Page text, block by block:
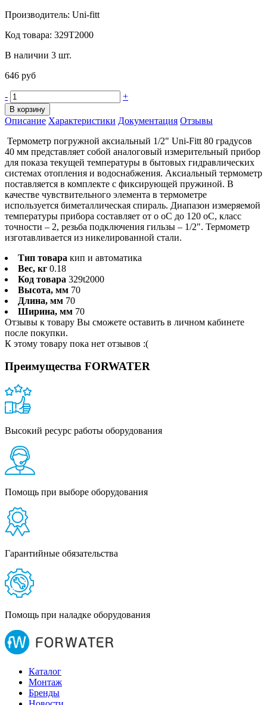
Производитель: Uni-fitt
Код товара: 329T2000
В наличии 3 шт.
646 руб
- +
В корзину
Описание Характеристики Документация Отзывы
Термометр погружной аксиальный 1/2" Uni-Fitt 80 градусов
40 мм представляет собой аналоговый измерительный прибор
для показа текущей температуры в бытовых гидравлических
системах отопления и водоснабжения. Аксиальный термометр
поставляется в комплекте с фиксирующей пружиной. В
качестве чувствительного элемента в термометре
используется биметаллическая спираль. Диапазон измеряемой
температуры прибора составляет от о оС до 120 оС, класс
точности – 2, резьба подключения гильзы – 1/2". Термометр
изготавливается из никелированной стали.
Тип товара кип и автоматика
Вес, кг 0.18
Код товара 329t2000
Высота, мм 70
Длина, мм 70
Ширина, мм 70
Отзывы к товару Вы сможете оставить в личном кабинете
после покупки.
К этому товару пока нет отзывов :(
Преимущества FORWATER
Высокий ресурс работы оборудования
Помощь при выборе оборудования
Гарантийные обязательства
Помощь при наладке оборудования
Каталог
Монтаж
Бренды